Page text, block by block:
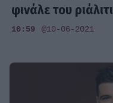
φινάλε του ριάλιτι
10:59 @10-06-2021